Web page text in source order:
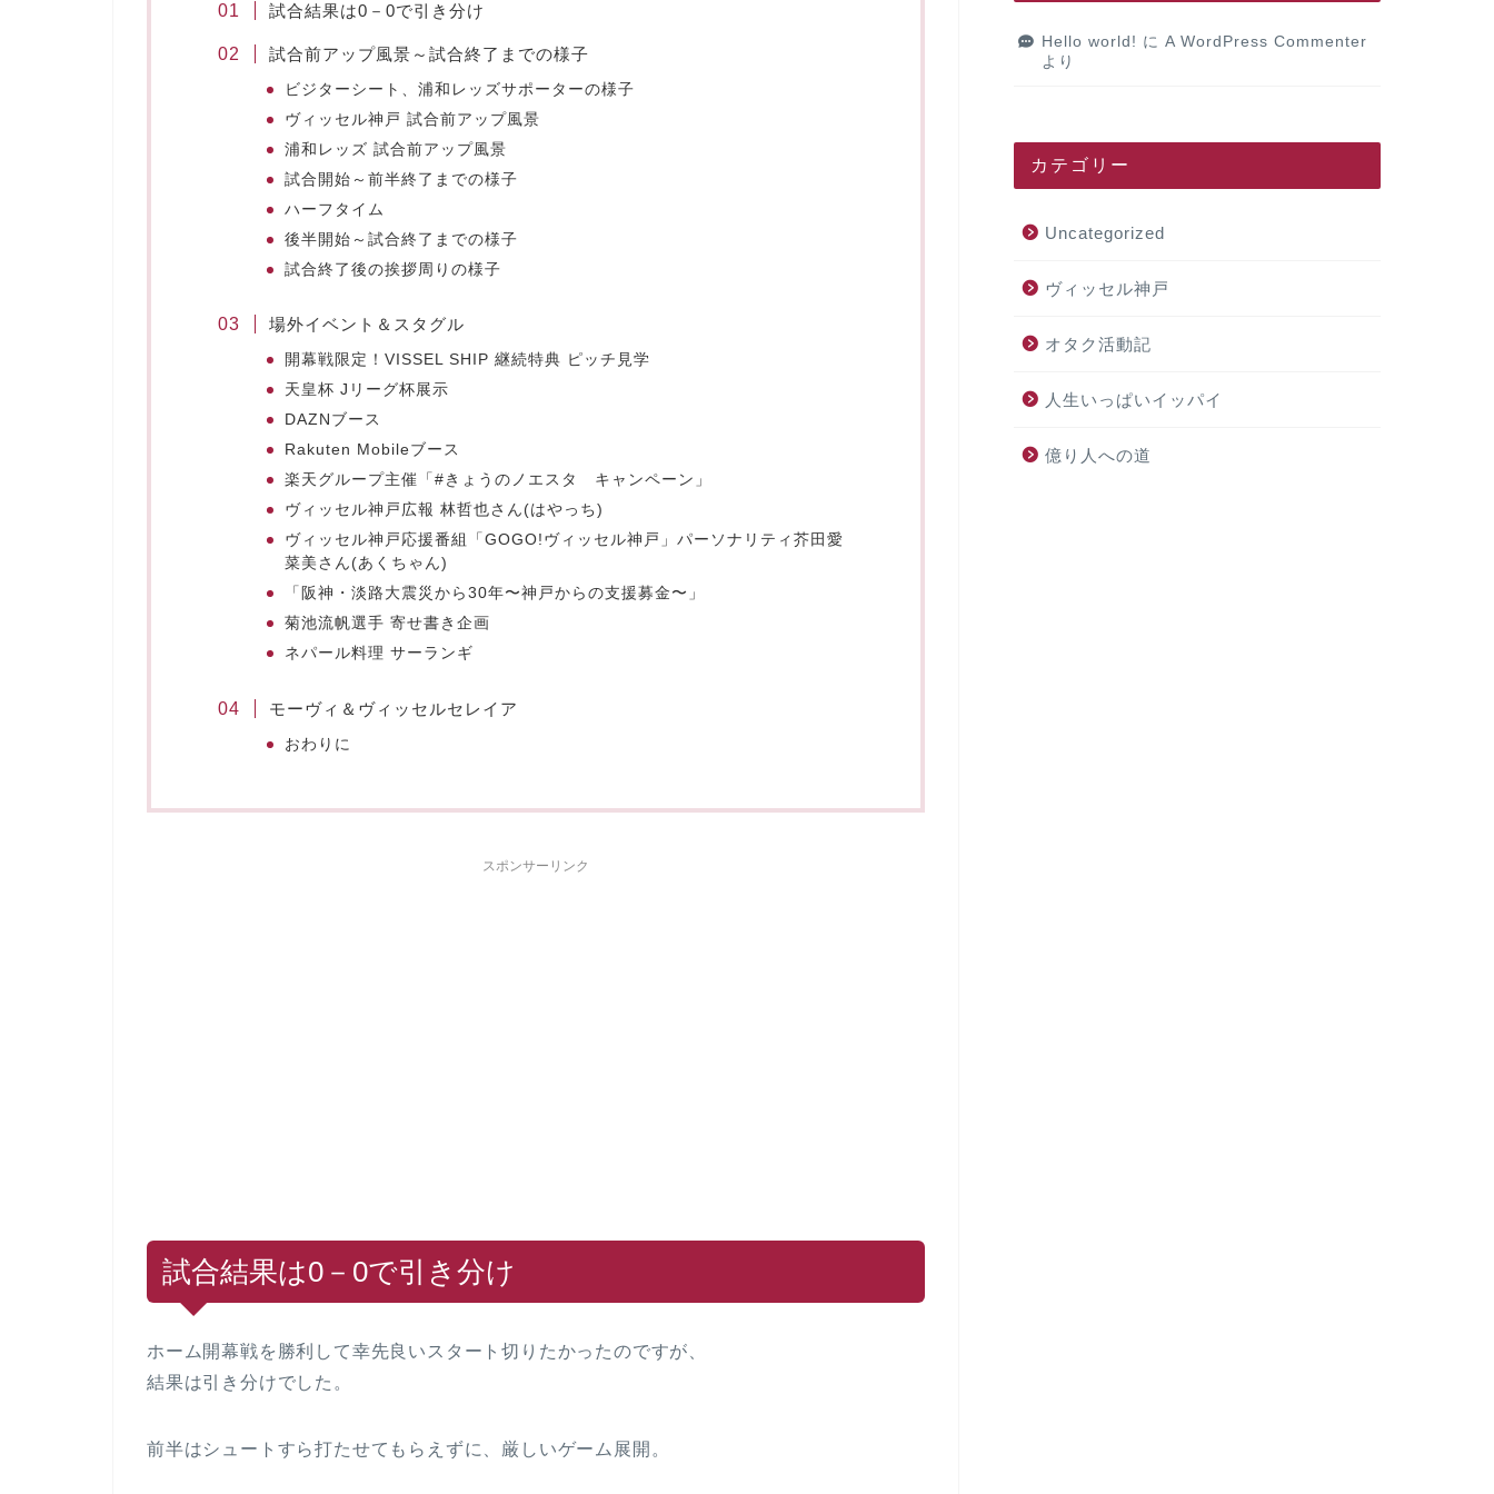
試合結果は0－0で引き分け
試合前アップ風景～試合終了までの様子
ビジターシート、浦和レッズサポーターの様子
ヴィッセル神戸 試合前アップ風景
浦和レッズ 試合前アップ風景
試合開始～前半終了までの様子
ハーフタイム
後半開始～試合終了までの様子
試合終了後の挨拶周りの様子
場外イベント＆スタグル
開幕戦限定！VISSEL SHIP 継続特典 ピッチ見学
天皇杯 Jリーグ杯展示
DAZNブース
Rakuten Mobileブース
楽天グループ主催「#きょうのノエスタ キャンペーン」
ヴィッセル神戸広報 林哲也さん(はやっち)
ヴィッセル神戸応援番組「GOGO!ヴィッセル神戸」パーソナリティ芥田愛
菜美さん(あくちゃん)
「阪神・淡路大震災から30年〜神戸からの支援募金〜」
菊池流帆選手 寄せ書き企画
ネパール料理 サーランギ
モーヴィ＆ヴィッセルセレイア
おわりに
スポンサーリンク
試合結果は0－0で引き分け
ホーム開幕戦を勝利して幸先良いスタート切りたかったのですが、
結果は引き分けでした。
前半はシュートすら打たせてもらえずに、厳しいゲーム展開。
Hello world! に A WordPress Commenter
より
カテゴリー
Uncategorized
ヴィッセル神戸
オタク活動記
人生いっぱいイッパイ
億り人への道